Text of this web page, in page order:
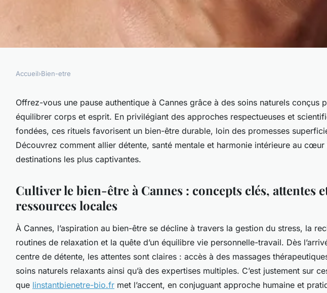
: offrez-vous des
et relaxants
Accueil›Bien-etre
Offrez-vous une pause authentique à Cannes grâce à des soins naturels conçus
équilibrer corps et esprit. En privilégiant des approches respectueuses et
fondées, ces rituels favorisent un bien-être durable, loin des promesses
Découvrez comment allier détente, santé mentale et harmonie intérieure au cœur
destinations les plus captivantes.
Cultiver le bien-être à Cannes : concepts clés, attentes
ressources locales
À Cannes, l’aspiration au bien-être se décline à travers la gestion du stress, la
routines de relaxation et la quête d’un équilibre vie personnelle-travail. Dès
centre de détente, les attentes sont claires : accès à des massages
soins naturels relaxants ainsi qu’à des expertises multiples. C’est justement sur
que linstantbienetre-bio.fr met l’accent, en conjuguant approche humaine et